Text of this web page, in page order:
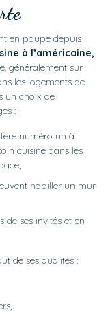
en poupe depuis
à l’américaine,
généralement sur
les logements de
un choix de
:
numéro un à
cuisine dans les
habiller un mur
de ses invités et en
de ses qualités :